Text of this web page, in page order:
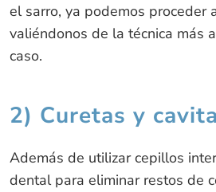
el sarro, ya podemos proceder
valiéndonos de la técnica más
caso.
2) Curetas y
Además de utilizar cepillos
dental para eliminar restos de